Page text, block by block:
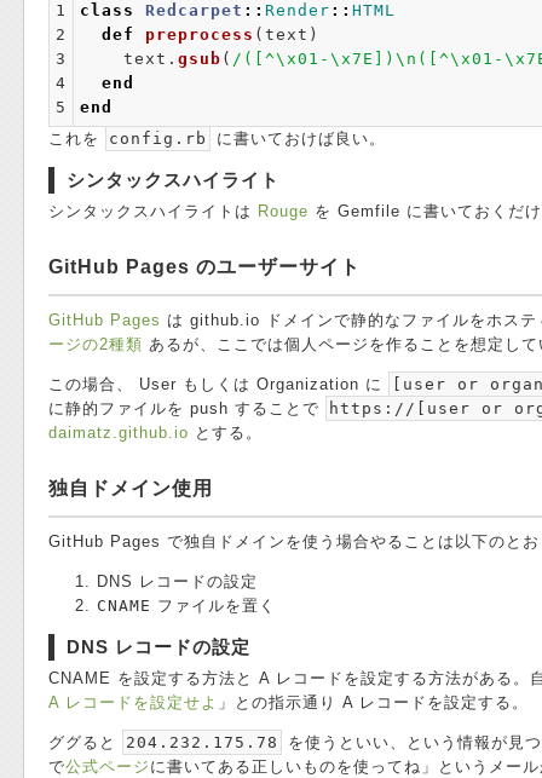
1
2
3
4
5
class Redcarpet :: Render :: HTML
def
preprocess ( text )
text . gsub ( /([^\x01-\x7E])\n([^\x01-
end
end
これを
config.rb に書いておけば良い。
シンタックスハイライト
シンタックスハイライトは Rouge を Gemfile に書いておくだ
GitHub Pages のユーザーサイト
GitHub Pages は github.io ドメインで静的なファイルをホス
ージの2種類 あるが、ここでは個人ページを作ることを想定し
この場合、 User もしくは Organization に
[user or
に静的ファイルを push することで
https://[user or
daimatz.github.io とする。
独自ドメイン使用
GitHub Pages で独自ドメインを使う場合やることは以下のと
DNS レコードの設定
CNAME ファイルを置く
DNS レコードの設定
CNAME を設定する方法と A レコードを設定する方法がある。
A レコードを設定せよ 」との指示通り A レコードを設定する。
ググると 204.232.175.78
を使うといい、という情報が見
で公式ページ に書いてある正しいものを使ってね」というメー